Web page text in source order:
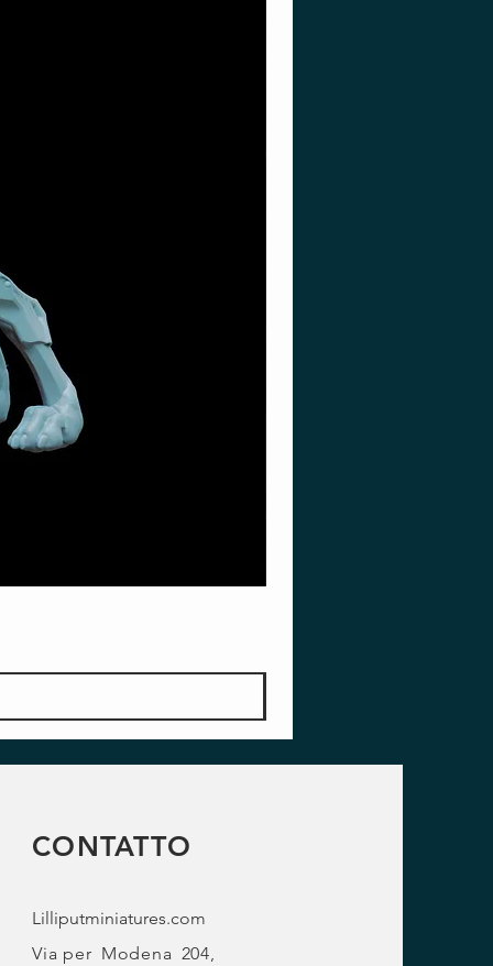
CONTATTO
Lilliputminiatures.com
Via per Modena 204,